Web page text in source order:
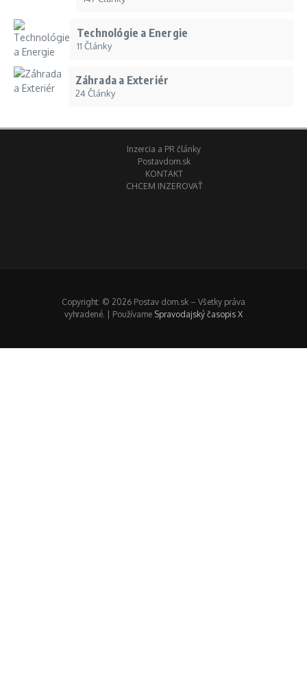
Technológie a Energie
11 Články
Záhrada a Exteriér
24 Články
Inzercia a PR články
Postavdom.sk
KONTAKT
CHCEM INZEROVAŤ
Copyright: © 2026 Postav dom.sk – Všetky práva
vyhradené. | Používame Spravodajský časopis X